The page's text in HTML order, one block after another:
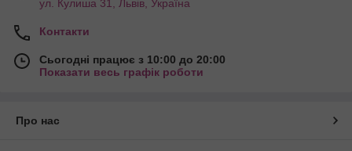
ул. Кулиша 31, Львів, Україна
Контакти
Сьогодні працює з 10:00 до 20:00
Показати весь графік роботи
Про нас